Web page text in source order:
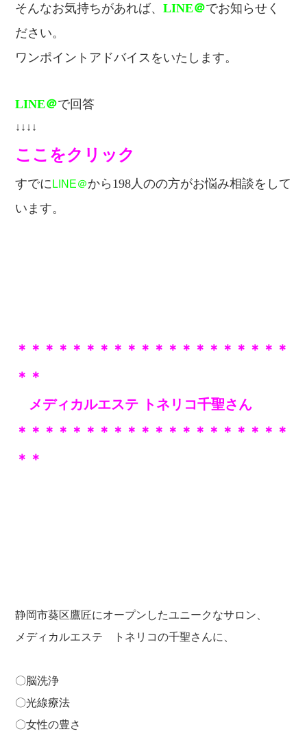
そんなお気持ちがあれば、LINE＠でお知らせく
ださい。
ワンポイントアドバイスをいたします。
LINE＠で回答
↓↓↓↓
ここをクリック
すでに LINE＠から198人のの方がお悩み相談をして
います。
＊＊＊＊＊＊＊＊＊＊＊＊＊＊＊＊＊＊＊＊
＊＊
メディカルエステ トネリコ千聖さん
＊＊＊＊＊＊＊＊＊＊ ＊＊＊＊＊＊＊＊＊＊
＊＊
静岡市葵区鷹匠にオープンしたユニークなサロン、
メディカルエステ トネリコの千聖さんに、
〇脳洗浄
〇光線療法
〇女性の豊さ